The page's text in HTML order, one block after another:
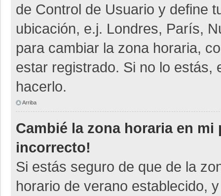
de Control de Usuario y define
ubicación, e.j. Londres, París,
para cambiar la zona horaria,
estar registrado. Si no lo estás,
hacerlo.
Arriba
Cambié la zona horaria en
incorrecto!
Si estás seguro de que de la
horario de verano establecido,